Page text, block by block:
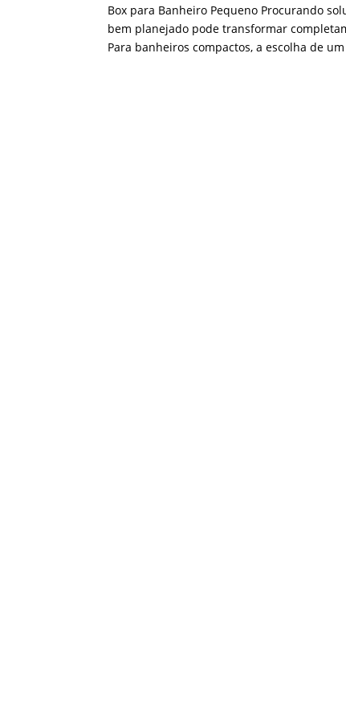
Box para Banheiro Pequeno Procurando
bem planejado pode transformar
Para banheiros compactos, a escolha de